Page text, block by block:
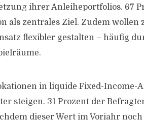
ihrer Anleiheportfolios. 67
als zentrales Ziel. Zudem
flexibler gestalten – häufig
in liquide Fixed-Income-
steigen. 31 Prozent der
dieser Wert im Vorjahr